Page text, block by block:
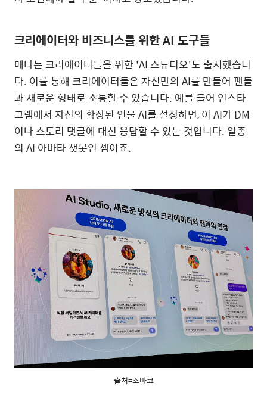
크리에이터와 비즈니스를 위한AI 도구들
메타는 크리에이터들을 위한 'AI 스튜디오'도 출시했습니
다. 이를 통해 크리에이터들은 자신만의 AI를 만들어 팬들
과 새로운 형태로 소통할 수 있습니다. 예를 들어 인스타
그램에서 자신의 확장된 인물AI를 설정하면,이 AI가 DM
이나 스토리 댓글에 대신 응답할 수 있는 것입니다. 일종
의 AI 아바타 챗봇인 셈이죠.
출처=소마코